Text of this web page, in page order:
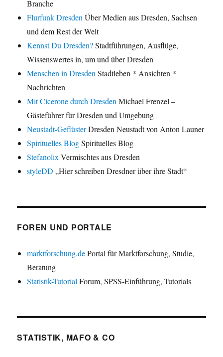
Branche
Flurfunk Dresden Über Medien aus Dresden, Sachsen
und dem Rest der Welt
Kennst Du Dresden?Stadtführungen, Ausflüge,
Wissenswertes in, um und über Dresden
Menschen in Dresden Stadtleben * Ansichten *
Nachrichten
Mit Cicerone durch Dresden Michael Frenzel –
Gästeführer für Dresden und Umgebung
Neustadt-GeflüsterDresden Neustadt von Anton Launer
Spirituelles BlogSpirituelles Blog
Stefanolix Vermischtes aus Dresden
styleDD „Hier schreiben Dresdner über ihre Stadt“
FOREN UND PORTALE
marktforschung.dePortal für Marktforschung, Studie,
Beratung
Statistik-Tutorial Forum, SPSS-Einführung, Tutorials
STATISTIK, MAFO & CO